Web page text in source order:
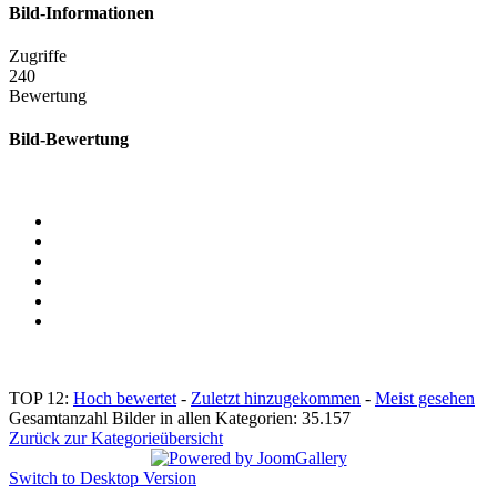
Bild-Informationen
Zugriffe
240
Bewertung
Bild-Bewertung
TOP 12: Hoch bewertet - Zuletzt hinzugekommen - Meist gesehen
Gesamtanzahl Bilder in allen Kategorien: 35.157
Zurück zur Kategorieübersicht
Switch to Desktop Version